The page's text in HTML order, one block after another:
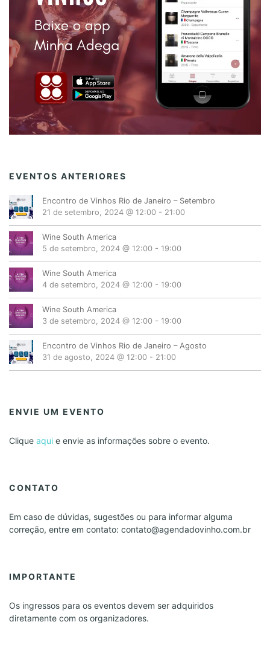
EVENTOS ANTERIORES
Encontro de Vinhos Rio de Janeiro – Setembro
21 de setembro, 2024 @ 12:00 - 21:00
Wine South America
5 de setembro, 2024 @ 12:00 - 19:00
Wine South America
4 de setembro, 2024 @ 12:00 - 19:00
Wine South America
3 de setembro, 2024 @ 12:00 - 19:00
Encontro de Vinhos Rio de Janeiro – Agosto
31 de agosto, 2024 @ 12:00 - 21:00
ENVIE UM EVENTO
Clique aqui e envie as informações sobre o evento.
CONTATO
Em caso de dúvidas, sugestões ou para informar alguma
correção, entre em contato: contato@agendadovinho.com.br
IMPORTANTE
Os ingressos para os eventos devem ser adquiridos
diretamente com os organizadores.